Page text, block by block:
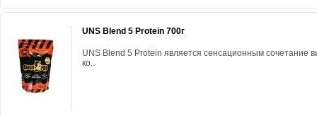
UNS Blend 5 Protein 700г
UNS Blend 5 Protein является сенсационным сочетание
ко..